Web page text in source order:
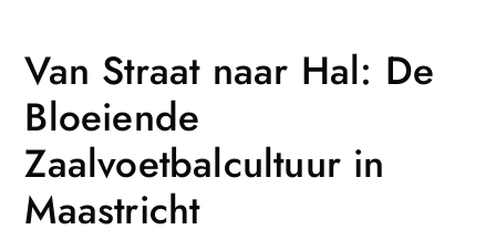
Van Straat naar Hal: De
Bloeiende
Zaalvoetbalcultuur in
Maastricht